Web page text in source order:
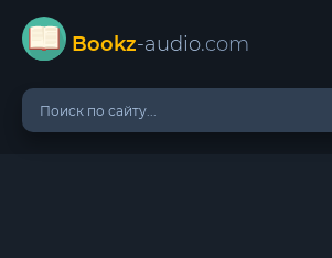
Bookz-audio.com